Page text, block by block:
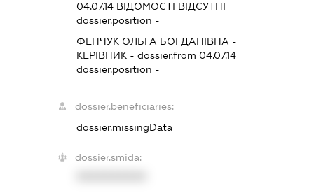
04.07.14ВІДОМОСТІ ВІДСУТНІ
dossier.position -
ФЕНЧУК ОЛЬГА БОГДАНІВНА -
КЕРІВНИК- dossier.from 04.07.14
dossier.position -
dossier.beneficiaries:
dossier.missingData
dossier.smida: